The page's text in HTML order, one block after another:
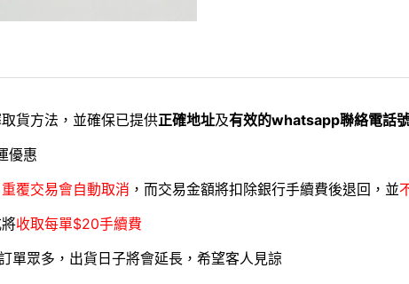
貨方法，並確保已提供正確地址及有效的whatsapp聯絡電話
優惠
重覆交易會自動取消 ，而交易金額將扣除銀行手續費後退回，並
收取每單$20手續費
單眾多，出貨日子將會延長，希望客人見諒